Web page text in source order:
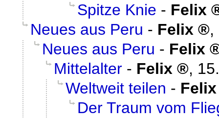
Spitze Knie - Felix
Neues aus Peru - Felix ,
Neues aus Peru - Felix
Mittelalter - Felix ,
Weltweit teilen - Felix
Der Traum vom